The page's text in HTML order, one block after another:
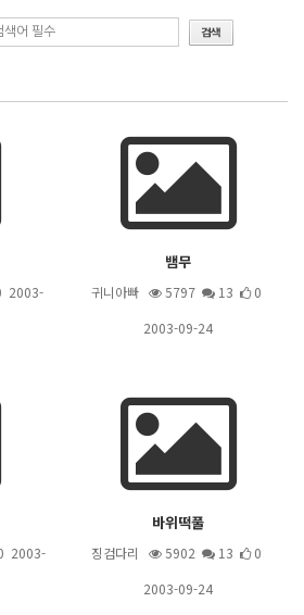
2003-
뱀무
귀니아빠 5797 13
0
2003-09-24
2003-
바위떡풀
징검다리 5902 13
0
2003-09-24